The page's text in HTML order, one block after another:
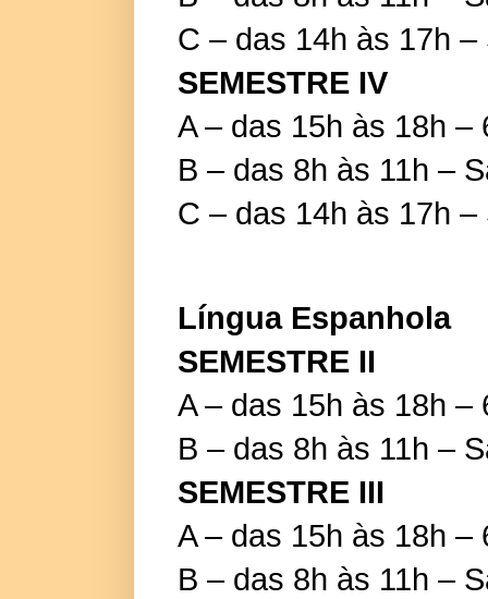
C – das 14h às 17h –
SEMESTRE IV
A – das 15h às 18h –
B – das 8h às 11h –
C – das 14h às 17h –
Língua Espanhola
SEMESTRE II
A – das 15h às 18h –
B – das 8h às 11h –
SEMESTRE III
A – das 15h às 18h –
B – das 8h às 11h –